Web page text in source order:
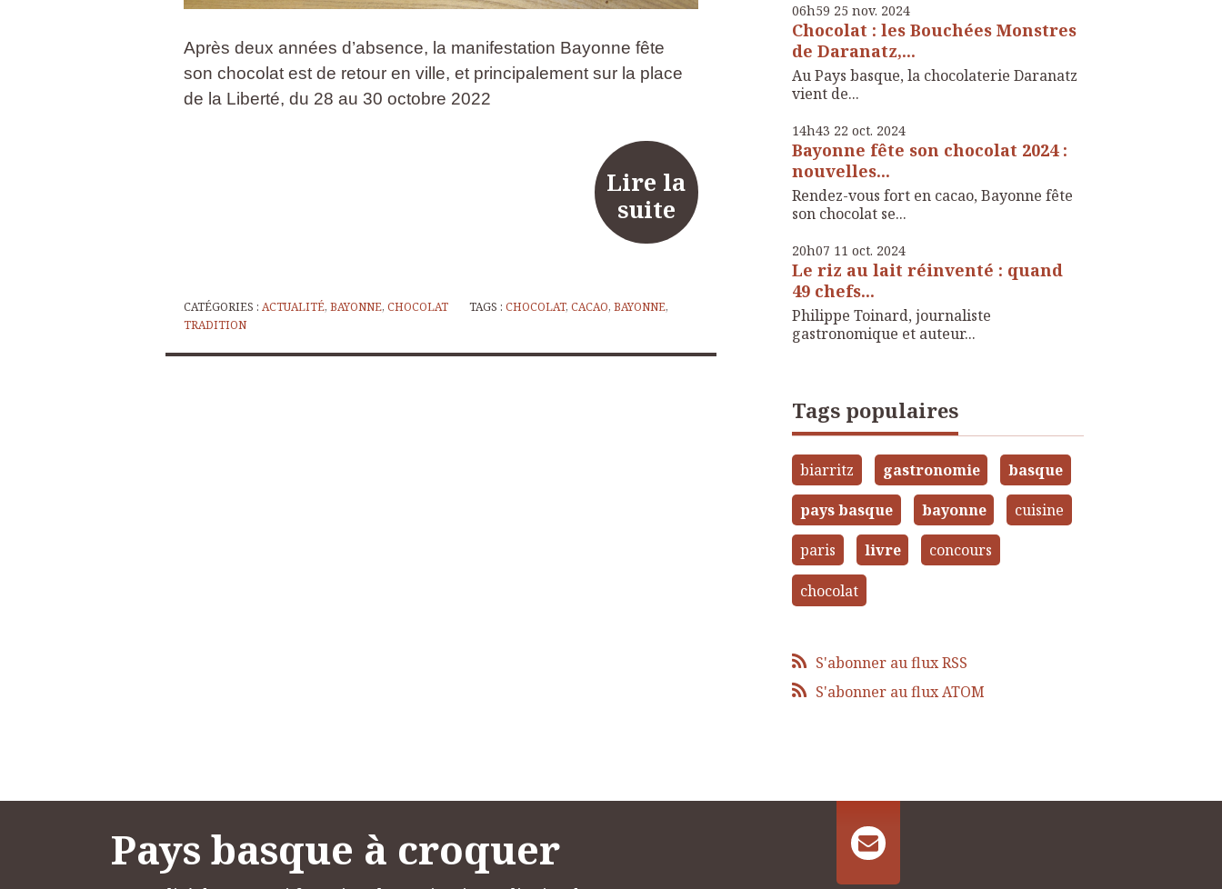
Après deux années d’absence, la manifestation Bayonne fête
son chocolat est de retour en ville, et principalement sur la place
de la Liberté, du 28 au 30 octobre 2022
Lire la
suite
CATÉGORIES : ACTUALITÉ, BAYONNE, CHOCOLAT TAGS : CHOCOLAT, CACAO, BAYONNE,
TRADITION
06h59 25 nov. 2024
Chocolat : les Bouchées Monstres
de Daranatz,...
Au Pays basque, la chocolaterie Daranatz
vient de...
14h43 22 oct. 2024
Bayonne fête son chocolat 2024 :
nouvelles...
Rendez-vous fort en cacao, Bayonne fête
son chocolat se...
20h07 11 oct. 2024
Le riz au lait réinventé : quand
49 chefs...
Philippe Toinard, journaliste
gastronomique et auteur...
Tags populaires
biarritz gastronomie basque
pays basque bayonne cuisine
paris livre concours
chocolat
S'abonner au flux RSS
S'abonner au flux ATOM
Pays basque à croquer